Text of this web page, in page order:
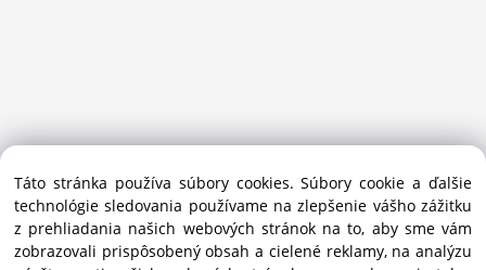
bežecké lyžovanie.
Ako prémiový partner Salomon pomáhame športovcom
vybrať správnu výbavu do mesta i hôr.
Táto stránka používa súbory cookies. Súbory cookie a ďalšie
technológie sledovania používame na zlepšenie vášho zážitku
z prehliadania našich webových stránok na to, aby sme vám
zobrazovali prispôsobený obsah a cielené reklamy, na analýzu